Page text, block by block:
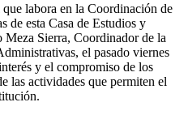
labora en la Coordinación de
de esta Casa de Estudios y
Sierra, Coordinador de la
el pasado viernes
y el compromiso de los
las actividades que permiten el